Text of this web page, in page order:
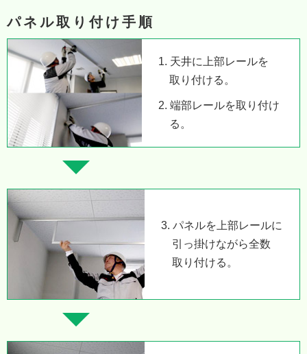
パネル取り付け手順
1. 天井に上部レールを
取り付ける。
2. 端部レールを取り付け
る。
3. パネルを上部レールに
引っ掛けながら全数
取り付ける。